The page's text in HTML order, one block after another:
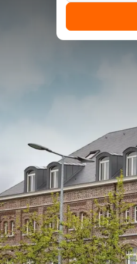
Hotel
Op zo’n 30
gelijknamige
prachtig hotel
Het hotel bevat
terras of balkon.
waarbij u met het
Beste prijs
Boek direct
Gezellig